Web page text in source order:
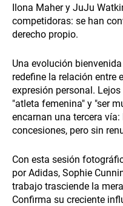
Ilona Maher y JuJu
competidoras: se han
derecho propio.
Una evolución
redefine la relación entre
expresión personal.
"atleta femenina" y "ser
encarnan una tercera
concesiones, pero sin
Con esta sesión
por Adidas, Sophie
trabajo trasciende la
Confirma su creciente